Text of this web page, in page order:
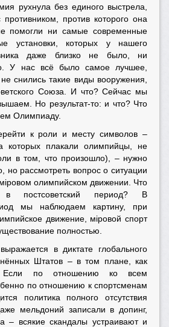
рухнула без единого выстрела,
против которого она
помогли ни самые современные
установки, которых у нашего
даже близко не было, ни
У нас всё было самое лучшее,
снились такие виды вооружения,
Союза. И что? Сейчас мы
Но результат-то: и что? Что
Олимпиаду.
к роли и месту символов –
которых плакали олимпийцы, не
в том, что произошло), – нужно
но рассмотреть вопрос о ситуации
олимпийском движении. Что
постсоветский период? В
мы наблюдаем картину, при
движение, мiровой спорт
полностью.
в диктате глобального
Штатов – в том плане, как
Если по отношению ко всем
по отношению к спортсменам
политика полного отсутствия
мельдоний записали в допинг,
– всякие скандалы устраивают и